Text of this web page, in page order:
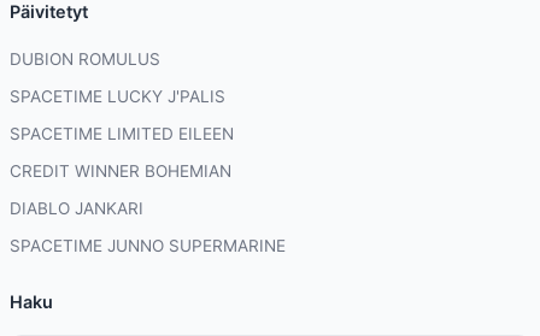
Päivitetyt
DUBION ROMULUS
SPACETIME LUCKY J'PALIS
SPACETIME LIMITED EILEEN
CREDIT WINNER BOHEMIAN
DIABLO JANKARI
SPACETIME JUNNO SUPERMARINE
Haku